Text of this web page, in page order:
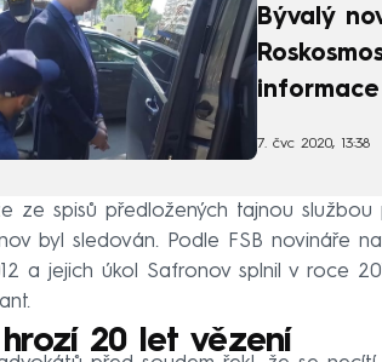
Bývalý
7. čvc 2020, 13:38
ze spisů předložených tajnou
byl sledován. Podle FSB novináře
a jejich úkol Safronov splnil v roce
20 let vězení